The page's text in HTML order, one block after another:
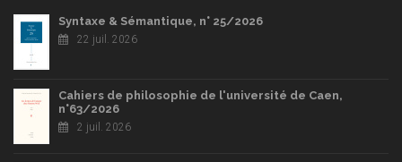
Syntaxe & Sémantique, n° 25/2026
22 juil. 2026
Cahiers de philosophie de l'université de Caen,
n°63/2026
2 juil. 2026